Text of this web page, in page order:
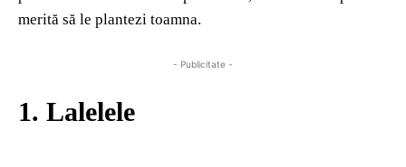
merită să le plantezi toamna.
- Publicitate -
1. Lalelele